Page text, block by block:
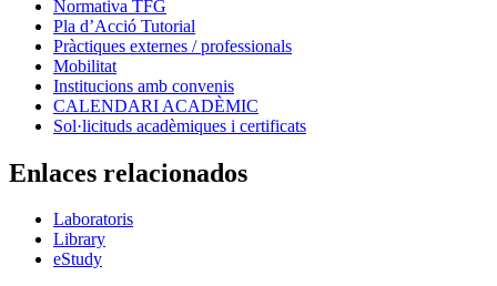
Normativa TFG
Pla d’Acció Tutorial
Pràctiques externes / professionals
Mobilitat
Institucions amb convenis
CALENDARI ACADÈMIC
Sol·licituds acadèmiques i certificats
Enlaces relacionados
Laboratoris
Library
eStudy